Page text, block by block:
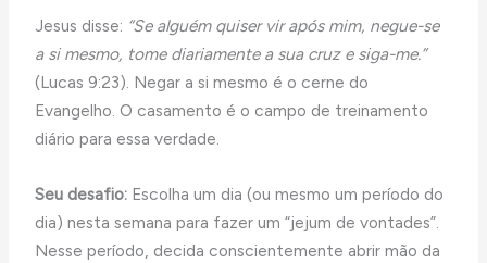
Jesus disse: “Se alguém quiser vir após mim, negue-se
a si mesmo, tome diariamente a sua cruz e siga-me.”
(Lucas 9:23). Negar a si mesmo é o cerne do
Evangelho. O casamento é o campo de treinamento
diário para essa verdade.
Seu desafio: Escolha um dia (ou mesmo um período do
dia) nesta semana para fazer um “jejum de vontades”.
Nesse período, decida conscientemente abrir mão da